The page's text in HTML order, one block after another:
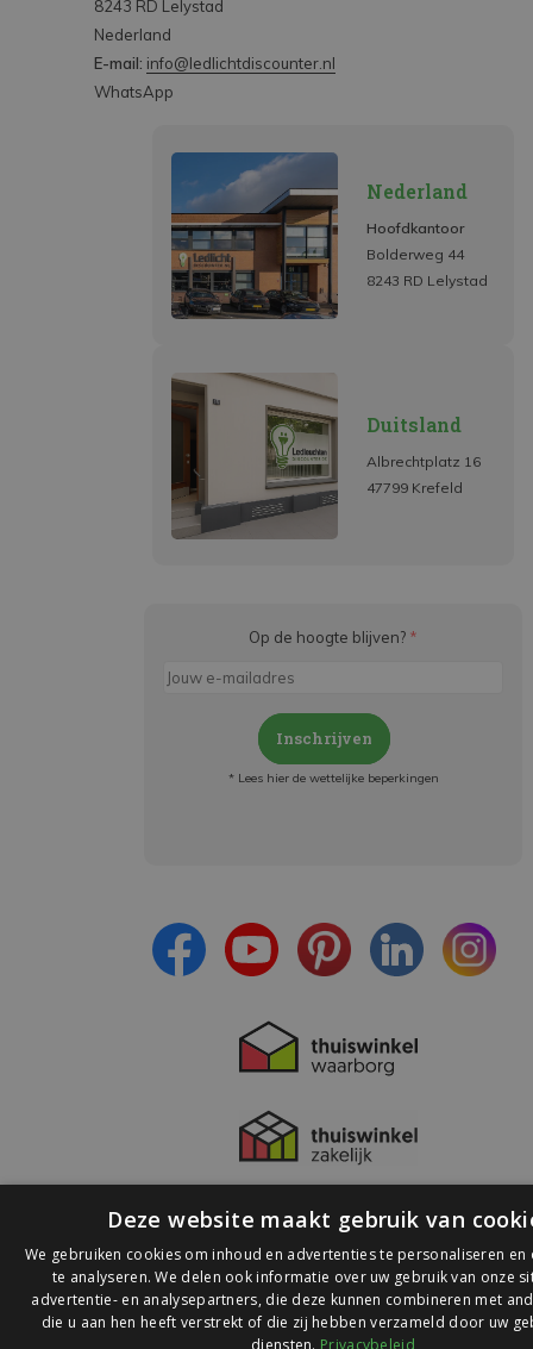
8243 RD Lelystad
Nederland
E-mail: info@ledlichtdiscounter.nl
WhatsApp
Nederland
Hoofdkantoor
Bolderweg 44
8243 RD Lelystad
Duitsland
Albrechtplatz 16
47799 Krefeld
Op de hoogte blijven? *
Inschrijven
* Lees hier de wettelijke beperkingen
© 2026 Ledlichtdiscounter.nl
Deze website maakt gebruik van
We gebruiken cookies om inhoud en advertenties te personaliseren en
te analyseren. We delen ook informatie over uw gebruik van onze
advertentie- en analysepartners, die deze kunnen combineren met
die u aan hen heeft verstrekt of die zij hebben verzameld door uw
diensten. Privacybeleid